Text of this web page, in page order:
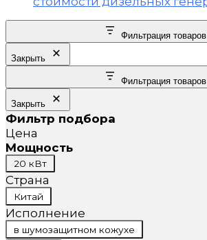
Фильтрация товаров
Закрыть
Фильтрация товаров
Закрыть
Фильтр подбора
Цена
Мощность
Мощность
20 кВт
Страна
Страна
Китай
Исполнение
Исполнение
в шумозащитном кожухе